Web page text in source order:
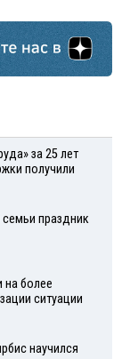
за 25 лет
получили
праздник
на более
ситуации
научился